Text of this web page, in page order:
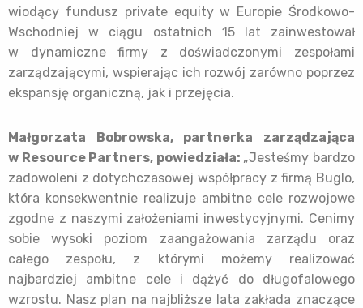
wiodący fundusz private equity w Europie Środkowo-
Wschodniej w ciągu ostatnich 15 lat zainwestował
w dynamiczne firmy z doświadczonymi zespołami
zarządzającymi, wspierając ich rozwój zarówno poprzez
ekspansję organiczną, jak i przejęcia.
Małgorzata Bobrowska, partnerka zarządzająca
w Resource Partners, powiedziała: „Jesteśmy bardzo
zadowoleni z dotychczasowej współpracy z firmą Buglo,
która konsekwentnie realizuje ambitne cele rozwojowe
zgodne z naszymi założeniami inwestycyjnymi. Cenimy
sobie wysoki poziom zaangażowania zarządu oraz
całego zespołu, z którymi możemy realizować
najbardziej ambitne cele i dążyć do długofalowego
wzrostu. Nasz plan na najbliższe lata zakłada znaczące